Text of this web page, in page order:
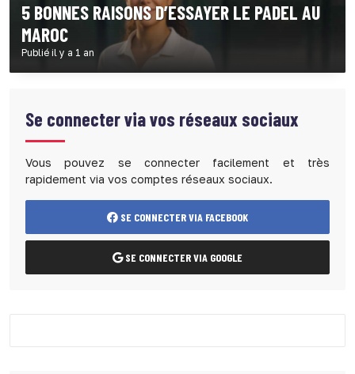
5 BONNES RAISONS D’ESSAYER LE PADEL AU
MAROC
Publié il y a 1 an
Se connecter via vos réseaux sociaux
Vous pouvez se connecter facilement et très
rapidement via vos comptes réseaux sociaux.
SE CONNECTER VIA FACEBOOK
SE CONNECTER VIA GOOGLE